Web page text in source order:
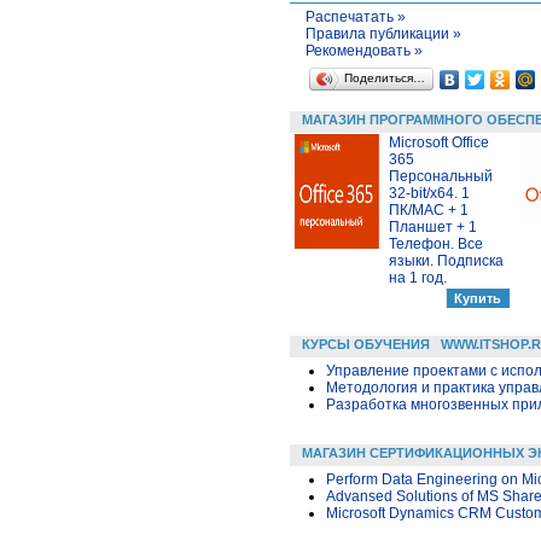
Распечатать »
Правила публикации »
Рекомендовать »
Поделиться…
МАГАЗИН ПРОГРАММНОГО
Microsoft Office
365
Персональный
32-bit/x64. 1
ПК/MAC + 1
Планшет + 1
Телефон. Все
языки. Подписка
на 1 год.
КУРСЫ ОБУЧЕНИЯ
Управление проектами с
Методология и практика
Разработка многозвенных
МАГАЗИН СЕРТИФИКАЦИОННЫХ
Perform Data Engineering on
Advansed Solutions of MS
Microsoft Dynamics CRM